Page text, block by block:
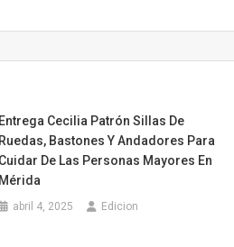
Entrega Cecilia Patrón Sillas De
Ruedas, Bastones Y Andadores Para
Cuidar De Las Personas Mayores En
Mérida
abril 4, 2025 Edicion